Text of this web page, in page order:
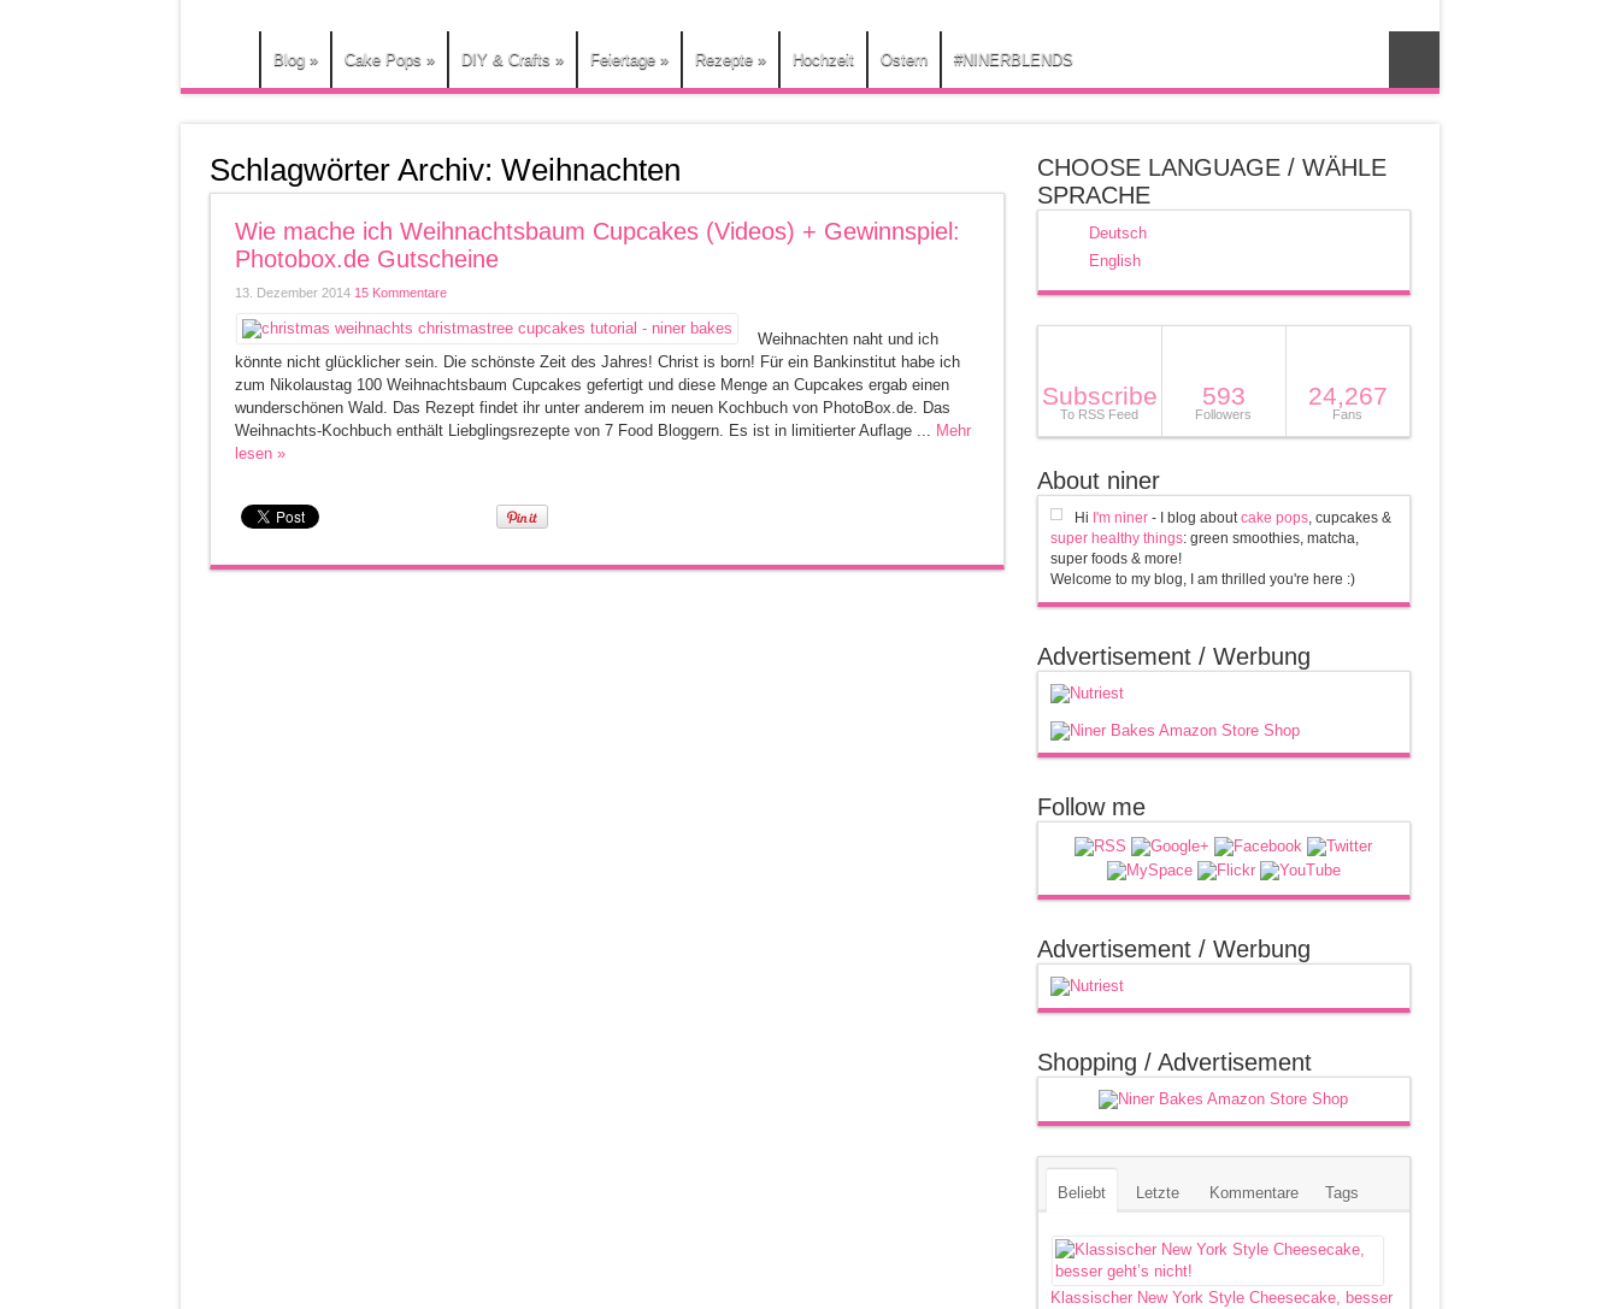
Blog » Cake Pops » DIY & Crafts » Feiertage » Rezepte » Hochzeit Ostern #NINERBLENDS
Schlagwörter Archiv: Weihnachten
Wie mache ich Weihnachtsbaum Cupcakes (Videos) + Gewinnspiel:
Photobox.de Gutscheine
13. Dezember 2014 15 Kommentare
Weihnachten naht und ich
könnte nicht glücklicher sein. Die schönste Zeit des Jahres! Christ is born! Für ein Bankinstitut habe ich
zum Nikolaustag 100 Weihnachtsbaum Cupcakes gefertigt und diese Menge an Cupcakes ergab einen
wunderschönen Wald. Das Rezept findet ihr unter anderem im neuen Kochbuch von PhotoBox.de. Das
Weihnachts-Kochbuch enthält Liebglingsrezepte von 7 Food Bloggern. Es ist in limitierter Auflage ... Mehr
lesen »
CHOOSE LANGUAGE / WÄHLE
SPRACHE
Deutsch
English
Subscribe
To RSS Feed
593
Followers
24,267
Fans
About niner
Hi I'm niner- I blog aboutcake pops, cupcakes &
super healthy things: green smoothies, matcha,
super foods & more!
Welcome to my blog, I am thrilled you're here :)
Advertisement / Werbung
Follow me
Advertisement / Werbung
Shopping / Advertisement
Beliebt Letzte Kommentare Tags
Klassischer New York Style Cheesecake, besser